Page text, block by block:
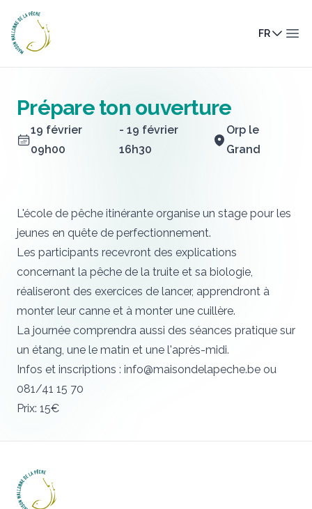
Maison Wallonne de la Pêche
FR
Prépare ton ouverture
19 février
09h00
- 19 février
16h30
Orp le
Grand
L'école de pêche itinérante organise un stage pour les
jeunes en quête de perfectionnement.
Les participants recevront des explications
concernant la pêche de la truite et sa biologie,
réaliseront des exercices de lancer, apprendront à
monter leur canne et à monter une cuillère.
La journée comprendra aussi des séances pratique sur
un étang, une le matin et une l'après-midi.
Infos et inscriptions : info@maisondelapeche.be ou
081/41 15 70
Prix: 15€